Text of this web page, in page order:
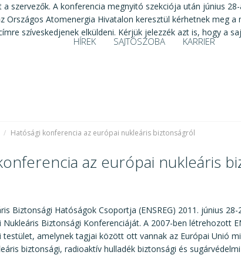
szervezők. A konferencia megnyitó szekciója után június
Atomenergia Hivatalon keresztül kérhetnek meg
szíveskedjenek elküldeni. Kérjük jelezzék azt is, hogy a
HÍREK SAJTÓSZOBA KARRIER
/ Hatósági konferencia az európai nukleáris biztonságról
az európai nukleáris
Biztonsági Hatóságok Csoportja (ENSREG) 2011. június
Nukleáris Biztonsági Konferenciáját. A 2007-ben létrehozott
testület, amelynek tagjai között ott vannak az Európai Unió
biztonsági, radioaktív hulladék biztonsági és